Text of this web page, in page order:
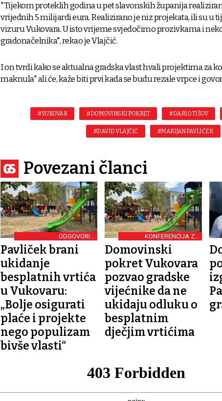
"Tijekom proteklih godina u pet slavonskih županija
vrijednih 5 milijardi eura. Realizirano je niz projekata, ili su u
vizuru Vukovara. U isto vrijeme svjedočimo prozivkama i
gradonačelnika", rekao je Vlajčić.
I on tvrdi kako se aktualna gradska vlast hvali projektima za
maknula" ali će, kaže biti prvi kada se budu rezale vrpce i
#VUKOVAR #DOMOVINSKI POKRET #DARIO TIŠOV
#DAVID VLAJČIĆ #MARIJAN PAVLIČEK
Povezani članci
ODGOVORIO
DOMOVINSKOM POKRETU
Pavliček brani
ukidanje
besplatnih vrtića
u Vukovaru:
„Bolje osigurati
plaće i projekte
nego populizam
bivše vlasti“
KONFERENCIJA ZA
NOVINARE
Domovinski
pokret Vukovara
pozvao gradske
vijećnike da ne
ukidaju odluku o
besplatnim
dječjim vrtićima